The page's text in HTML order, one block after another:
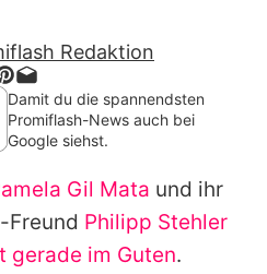
& Liebe
Exklusiv
auf Promiflash
Jobs
Redaktion
Damit du die spannendsten
Promiflash-News auch bei
Google siehst.
Gil Mata und ihr
-Freund Philipp Stehler
gerade im Guten.